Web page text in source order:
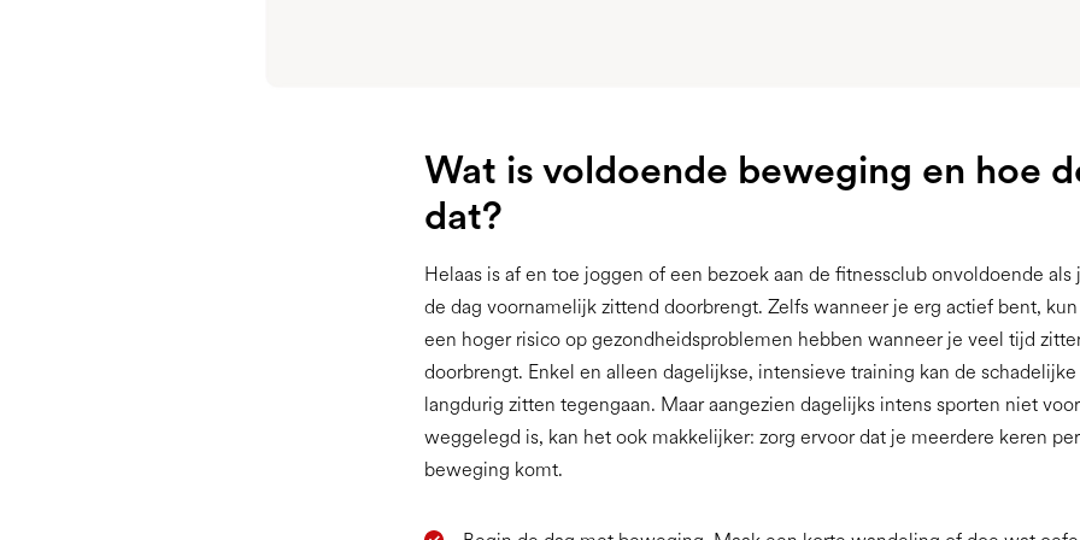
Wat is voldoende beweging en hoe
dat?
Helaas is af en toe joggen of een bezoek aan de fitnessclub onvoldoende als
de dag voornamelijk zittend doorbrengt. Zelfs wanneer je erg actief bent,
een hoger risico op gezondheidsproblemen hebben wanneer je veel tijd
doorbrengt. Enkel en alleen dagelijkse, intensieve training kan de
langdurig zitten tegengaan. Maar aangezien dagelijks intens sporten niet
weggelegd is, kan het ook makkelijker: zorg ervoor dat je meerdere keren
beweging komt.